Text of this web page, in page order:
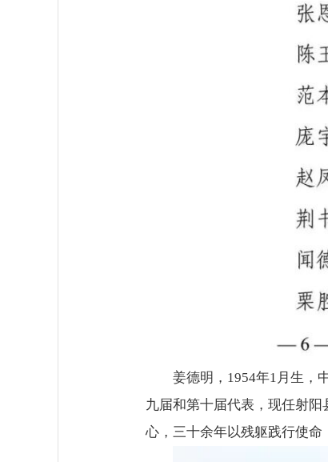
姜德明，1954年1月生，
九届和第十届代表，现任射
心，三十余年以残躯践行使命